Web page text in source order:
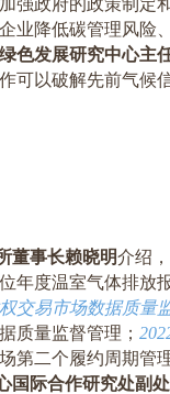
强政府的政策制定
业降低碳管理风险
色发展研究中心主
可以破解先前气候
董事长赖晓明介绍，
年度温室气体排放
交易市场数据质量
质量监督管理；
第二个履约周期管
国际合作研究处副